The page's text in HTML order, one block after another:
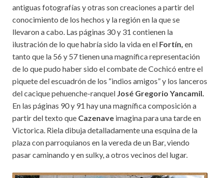
antiguas fotografías y otras son creaciones a partir del
conocimiento de los hechos y la región en la que se
llevaron a cabo. Las páginas 30 y 31 contienen la
ilustración de lo que habría sido la vida en el Fortín, en
tanto que la 56 y 57 tienen una magnífica representación
de lo que pudo haber sido el combate de Cochicó entre el
piquete del escuadrón de los “indios amigos” y los lanceros
del cacique pehuenche-ranquel José Gregorio Yancamil.
En las páginas 90 y 91 hay una magnífica composición a
partir del texto que Cazenave imagina para una tarde en
Victorica. Riela dibuja detalladamente una esquina de la
plaza con parroquianos en la vereda de un Bar, viendo
pasar caminando y en sulky, a otros vecinos del lugar.